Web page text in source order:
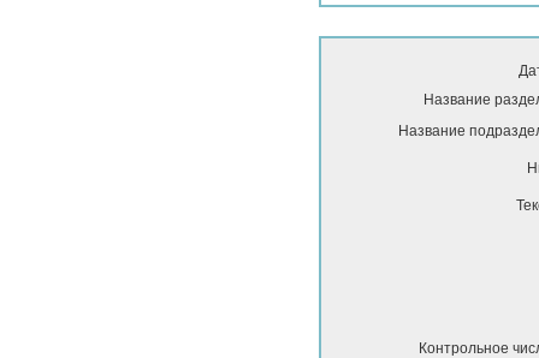
Название
Название
Контрольное